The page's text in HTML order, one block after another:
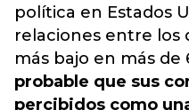
política en Estados
relaciones entre los
más bajo en más de
probable que sus
percibidos como